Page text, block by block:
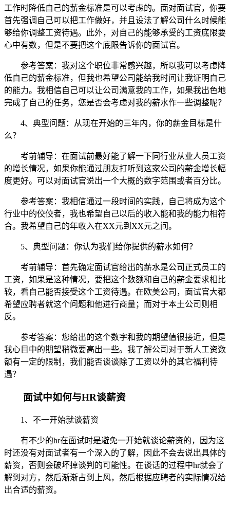
工作时降低自己的薪金标准是可以考虑的。面对面试官，你要
首先强调自己可以把工作做好，并且设法了解公司什么时候能
够给你调整工资待遇。此外，对自己的能够承受的工资底限要
心中有数，但是不要把这个底限告诉你的面试官。
参考答案：我对这个职位非常感兴趣，所以我可以考虑降
低自己的薪金标准，但我也希望公司能给我时间让我证明自己
的能力。我相信自己可以让公司满意我的工作，如果我出色地
完成了自己的任务，您是否会考虑对我的薪水作一些调整呢？
4、典型问题：从现在开始的三年内，你的薪金目标是什
么？
考前辅导：在面试前最好能了解一下同行业从业人员工资
的增长情况，如果你能通过朋友打听到这家公司的薪金增长幅
度更好。可以对面试官说出一个大概的数字范围或者百分比。
参考答案：我相信通过一段时间的实践，自己将成为这个
行业中的佼佼者，我也希望自己以后的收入能和我的能力相符
合。我希望自己的年收入在XX元到XX元之间。
5、典型问题：你认为我们给你提供的薪水如何？
考前辅导：首先确定面试官给出的薪水是公司正式员工的
工资，如果是这种情况，要把这个数额和自己的薪金要求相比
较，看自己能否接受这个工资待遇。在欧美公司，面试官大都
希望应聘者就这个问题和他进行商量；而对于本土公司则相
反。
参考答案：您给出的这个数字和我的期望值很接近，但是
我心目中的期望稍微要高出一些。我了解公司对于新人工资数
额有一定的限制，我们能否谈谈除了工资以外的其它福利待
遇？
面试中如何与HR谈薪资
1、不一开始就谈薪资
有不少的hr在面试时是避免一开始就谈论薪资的，因为这
时还没有对面试者有一个深入的了解，因此不会去说出具体的
薪资，否则会破坏掉谈判的可能性。在谈话的过程中hr就会了
解到对方，然后渐渐占到上风，然后根据应聘者的实际情况给
出合适的薪资。